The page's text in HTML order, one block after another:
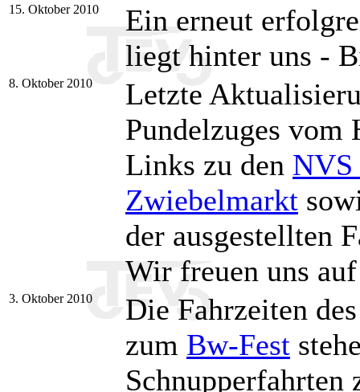
15. Oktober 2010
Ein erneut
liegt hinter uns -
8. Oktober 2010
Letzte
Pundelzuges
Links zu den NVS
Zwiebelmarkt
der ausgestellten
Wir freuen uns
3. Oktober 2010
Die Fahrzeiten
zum Bw-Fest